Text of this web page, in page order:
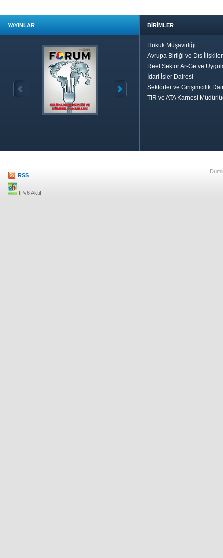
YAYINLAR BİRİMLER
Hukuk Müşavirliği
Avrupa Birliği ve Dış
Reel Sektör Ar-Ge ve
İdari İşler Dairesi
Sektörler ve Girişimcilik
TIR ve ATA Karnesi
RSS
IPv6 Aktif